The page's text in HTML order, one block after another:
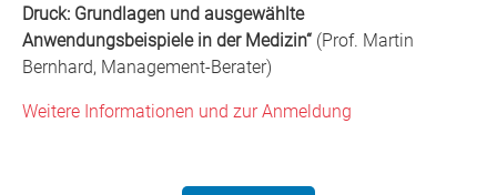
Druck: Grundlagen und ausgewählte
Anwendungsbeispiele in der Medizin“ (Prof. Martin
Bernhard, Management-Berater)
Weitere Informationen und zur Anmeldung